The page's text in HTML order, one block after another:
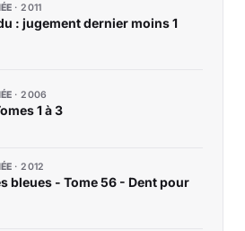
2011
: jugement dernier moins 1
2006
1 à 3
2012
bleues - Tome 56 - Dent pour